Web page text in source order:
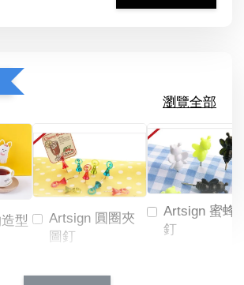
瀏覽全部
型
Artsign 圓圈夾
圖釘
Artsign 蜜蜂
釘